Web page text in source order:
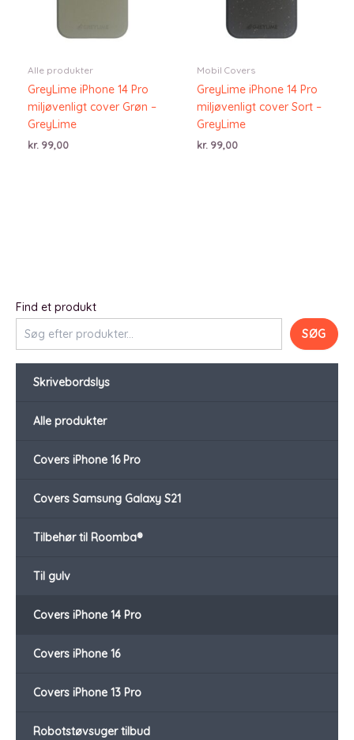
Find et produkt
SØG
Skrivebordslys
Alle produkter
Covers iPhone 16 Pro
Covers Samsung Galaxy S21
Tilbehør til Roomba®
Til gulv
Covers iPhone 14 Pro
Covers iPhone 16
Covers iPhone 13 Pro
Robotstøvsuger tilbud
Alle produkter
GreyLime iPhone 14 Pro
miljøvenligt cover Grøn –
GreyLime
kr. 99,00
Mobil Covers
GreyLime iPhone 14 Pro
miljøvenligt cover Sort –
GreyLime
kr. 99,00